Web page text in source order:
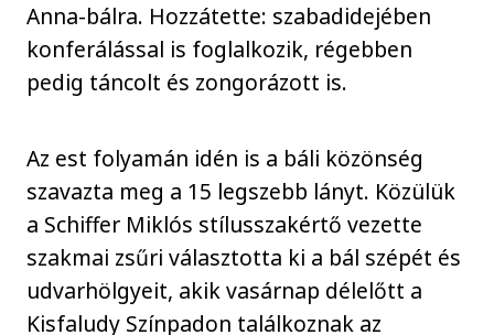
Anna-bálra. Hozzátette: szabadidejében
konferálással is foglalkozik, régebben
pedig táncolt és zongorázott is.
Az est folyamán idén is a báli közönség
szavazta meg a 15 legszebb lányt. Közülük
a Schiffer Miklós stílusszakértő vezette
szakmai zsűri választotta ki a bál szépét és
udvarhölgyeit, akik vasárnap délelőtt a
Kisfaludy Színpadon találkoznak az